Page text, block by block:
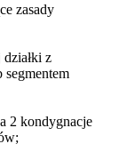
zasady
z
2 kondygnacje